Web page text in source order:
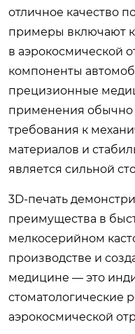
отличное качество
примеры включают
в аэрокосмической
компоненты
прецизионные
применения обычно
требования к
материалов и
является сильной
3D-печать
преимущества в
мелкосерийном
производстве и
медицине — это
стоматологические
аэрокосмической